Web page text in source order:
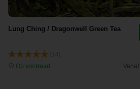
Lung Ching / Dragonwell Green Tea
Op voorraad
Vanaf